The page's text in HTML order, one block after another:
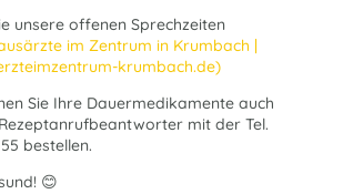
unsere offenen Sprechzeiten
im Zentrum in Krumbach |
krumbach.de)
Sie Ihre Dauermedikamente auch
mit der Tel.
bestellen.
😊